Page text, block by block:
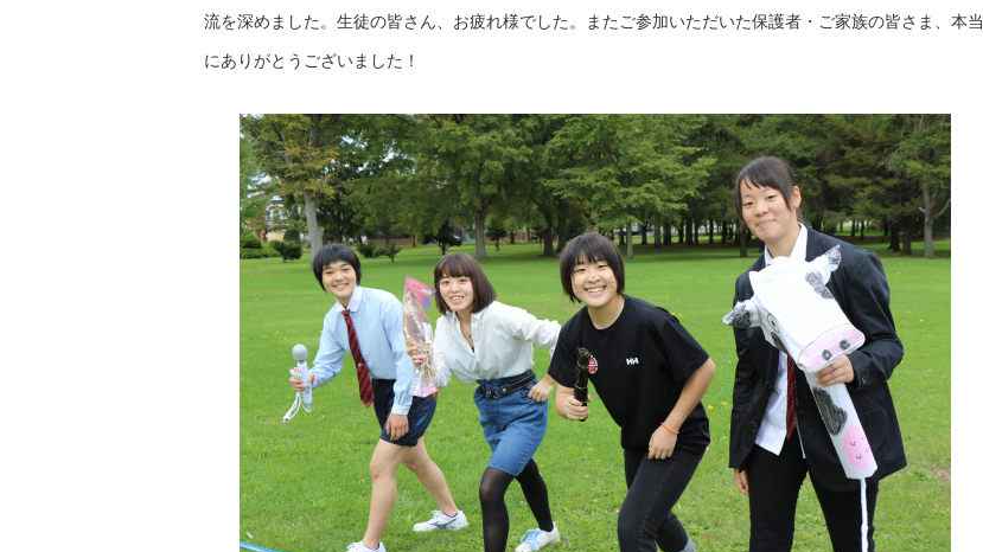
流を深めました。生徒の皆さん、お疲れ様でした。またご参加いただいた保護者・ご家族の皆さま、本当
にありがとうございました！